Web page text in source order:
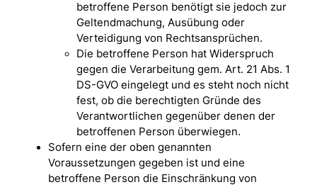
betroffene Person benötigt sie jedoch zur
Geltendmachung, Ausübung oder
Verteidigung von Rechtsansprüchen.
Die betroffene Person hat Widerspruch
gegen die Verarbeitung gem. Art. 21 Abs. 1
DS-GVO eingelegt und es steht noch nicht
fest, ob die berechtigten Gründe des
Verantwortlichen gegenüber denen der
betroffenen Person überwiegen.
Sofern eine der oben genannten
Voraussetzungen gegeben ist und eine
betroffene Person die Einschränkung von